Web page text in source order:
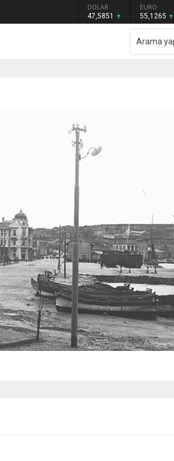
DOLAR
47,5851
EURO
55,1265